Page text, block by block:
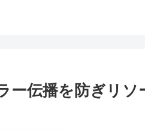
ー伝播を防ぎリソ